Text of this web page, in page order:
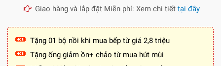
Giao hàng và lắp đặt Miễn phí: Xem chi tiết tại đây
Tặng 01 bộ nồi khi mua bếp từ giá 2,8 triệu
Tặng ống giảm ồn+ chảo từ mua hút mùi